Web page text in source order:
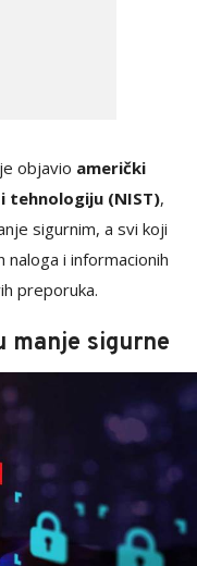
objavio američki
tehnologiju (NIST),
sigurnim, a svi koji
i informacionih
preporuka.
manje sigurne